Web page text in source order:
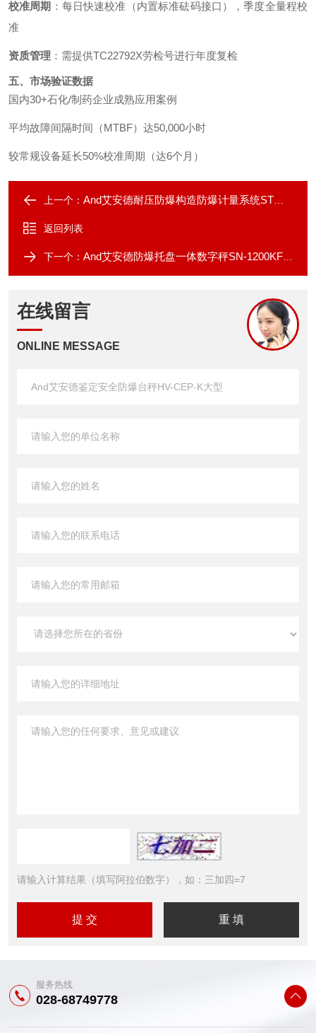
校准周期 ：每日快速校准（内置标准砝码接口），季度全量程校
准
资质管理 ：需提供TC22792X劳检号进行年度复检
五、市场验证数据
国内30+石化/制药企业成熟应用案例
平均故障间隔时间（MTBF）达50,000小时
较常规设备延长50%校准周期（达6个月）
上一个： And艾安德耐压防爆构造防爆计量系统ST系列
返回列表
下一个： And艾安德防爆托盘一体数字秤SN-1200KFP-K
在线留言
ONLINE MESSAGE
请输入计算结果（填写阿拉伯数字），如：三加四=7
服务热线
028-68749778